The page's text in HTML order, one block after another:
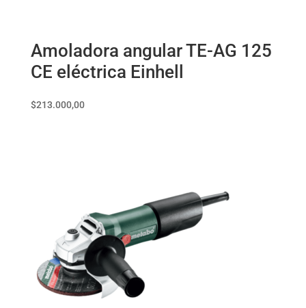
Amoladora angular TE-AG 125
CE eléctrica Einhell
$213.000,00